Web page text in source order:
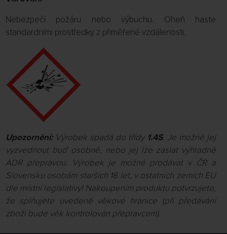
Nebezpečí požáru nebo výbuchu. Oheň haste
standardními prostředky z přiměřené vzdálenosti.
Upozornění:Výrobek spadá do třídy 1.4S. Je možné jej
vyzvednout buď osobně, nebo jej lze zaslat výhradně
ADR přepravou. Výrobek je možné prodávat v ČR a
Slovensku osobám starších 18 let, v ostatních zemích EU
dle místní legislativy! Nakoupením produktu potvrzujete,
že splňujete uvedené věkové hranice (při předávání
zboží bude věk kontrolován přepravcem).